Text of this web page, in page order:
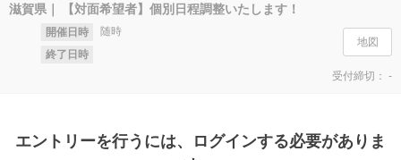
滋賀県 【対面希望者】個別日程調整いたします！
開催日時
随時
終了日時
受付締切： -
地図
エントリーを行うには、ログインする必要がありま